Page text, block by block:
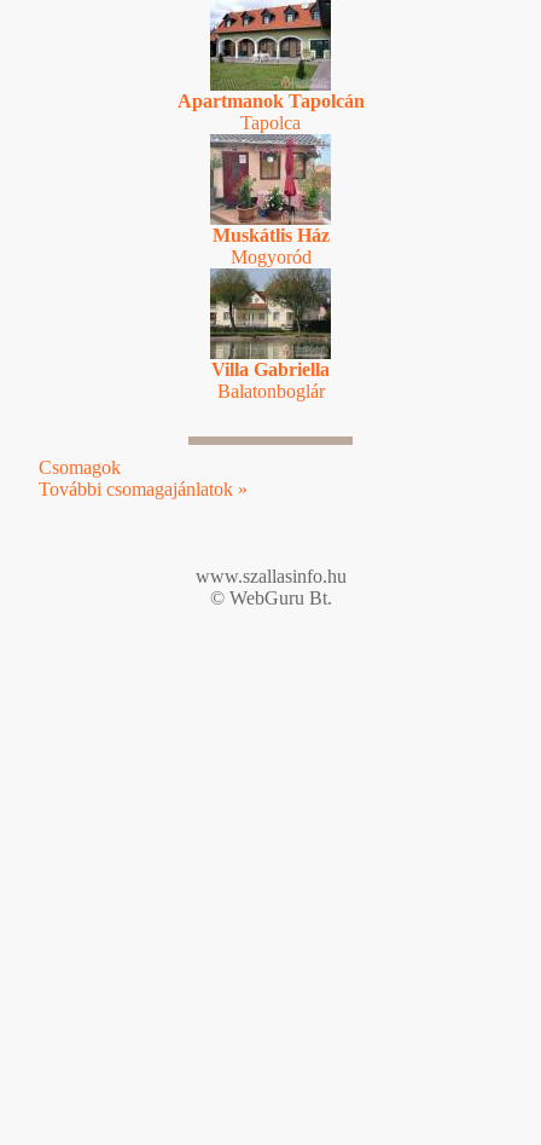
Apartmanok Tapolcán
Tapolca
Muskátlis Ház
Mogyoród
Villa Gabriella
Balatonboglár
Csomagok
További csomagajánlatok »
www.szallasinfo.hu
© WebGuru Bt.